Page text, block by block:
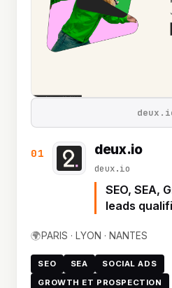
01 deux.io
deux.io
SEO, SEA,
leads
🌍PARIS · LYON · NANTES
SEO SEA
SOCIAL ADS
GROWTH ET PROSPECTION